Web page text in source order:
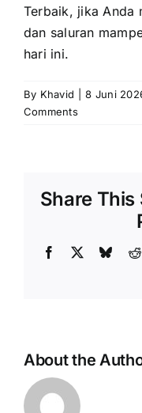
Terbaik, jika Anda
dan saluran
hari ini.
By Khavid 8 Juni
Comments
Share
Facebook
About the